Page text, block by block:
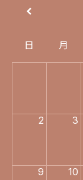
日 月
2 3
9 10